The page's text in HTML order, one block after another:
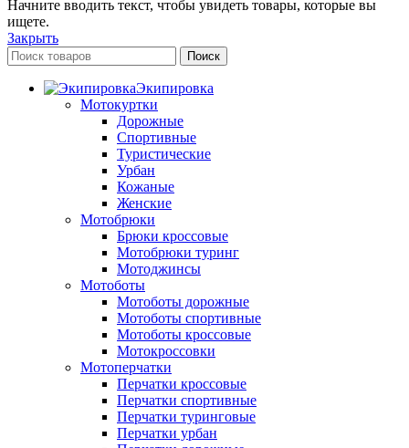
Начните вводить текст, чтобы увидеть товары, которые вы
ищете.
Закрыть
Поиск
Экипировка
Мотокуртки
Дорожные
Спортивные
Туристические
Урбан
Кожаные
Женские
Мотобрюки
Брюки кроссовые
Мотобрюки туринг
Мотоджинсы
Мотоботы
Мотоботы дорожные
Мотоботы спортивные
Мотоботы кроссовые
Мотокроссовки
Мотоперчатки
Перчатки кроссовые
Перчатки спортивные
Перчатки туринговые
Перчатки урбан